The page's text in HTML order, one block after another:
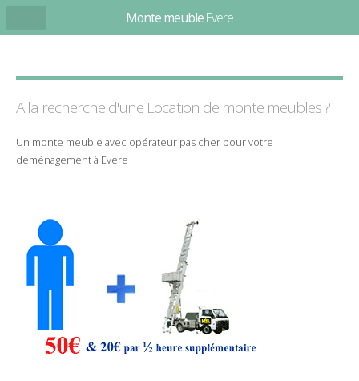
A la recherche d'une Location de monte meubles?
Un monte meuble avec opérateur pas cher pour votre
déménagementà Evere
Monte meubleEvere